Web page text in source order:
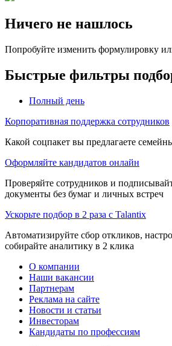
Ничего не нашлось
Попробуйте изменить формулировку
Быстрые фильтры
Полный день
Корпоративная поддержка сотрудников
Какой соцпакет вы предлагаете
Оформляйте кандидатов онлайн
Проверяйте сотрудников и
документы без бумаг и личных встреч
Ускорьте подбор в 2 раза с Talantix
Автоматизируйте сбор откликов,
собирайте аналитику в 2 клика
О компании
Наши вакансии
Партнерам
Реклама на сайте
Новости и статьи
Инвесторам
Кандидаты по профессиям